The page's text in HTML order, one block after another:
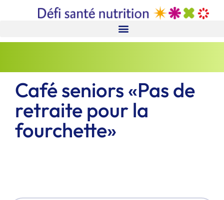
Café seniors «Pas de
retraite pour la
fourchette»